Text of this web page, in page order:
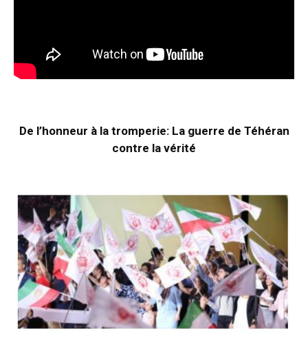
De l’honneur à la tromperie: La guerre de Téhéran
contre la vérité